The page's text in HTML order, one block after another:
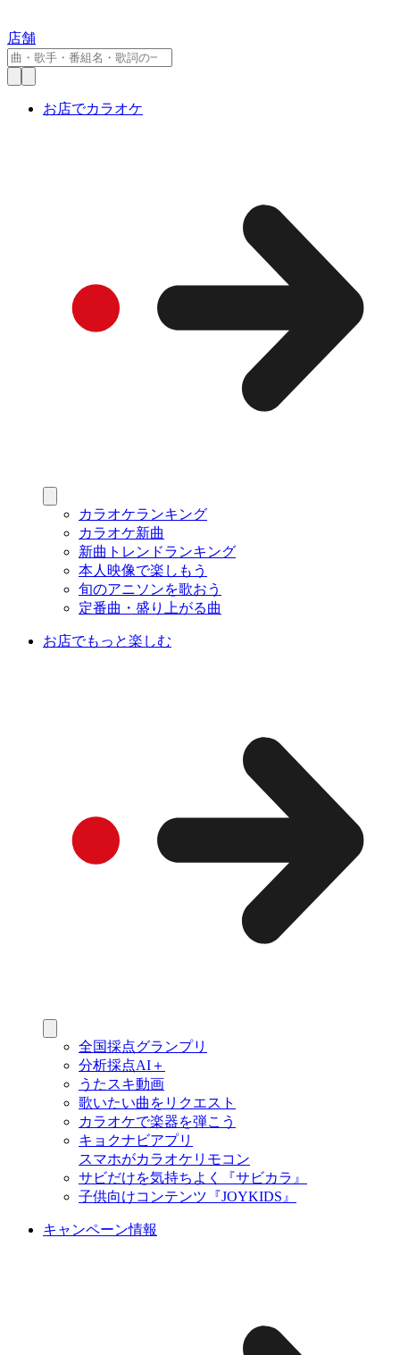
店舗
お店でカラオケ
カラオケランキング
カラオケ新曲
新曲トレンドランキング
本人映像で楽しもう
旬のアニソンを歌おう
定番曲・盛り上がる曲
お店でもっと楽しむ
全国採点グランプリ
分析採点AI＋
うたスキ動画
歌いたい曲をリクエスト
カラオケで楽器を弾こう
キョクナビアプリ
スマホがカラオケリモコン
サビだけを気持ちよく『サビカラ』
子供向けコンテンツ『JOYKIDS』
キャンペーン情報